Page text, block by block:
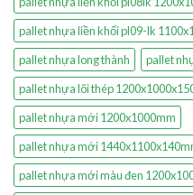
pallet nhựa liền khối pl09-lk
pallet nhựa long thành
pallet
pallet nhựa lõi thép
pallet nhựa mới 1200x1000mm
pallet nhựa mới
pallet nhựa mới màu đen